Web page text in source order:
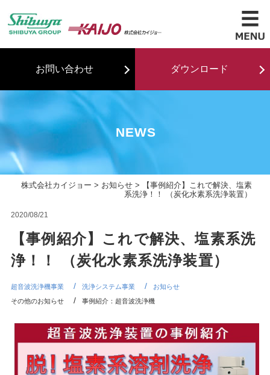
お問い合わせ ダウンロード
NEWS
株式会社カイジョー > お知らせ> 【事例紹介】これで解決、塩素
系洗浄！！ （炭化水素系洗浄装置）
2020/08/21
【事例紹介】これで解決、塩素系洗
浄！！ （炭化水素系洗浄装置）
超音波洗浄機事業 洗浄システム事業
お知らせ
その他のお知らせ
事例紹介：超音波洗浄機